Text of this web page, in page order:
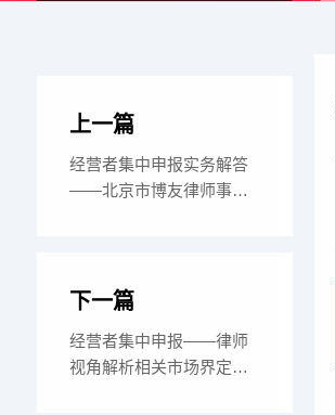
上一篇
经营者集中申报实务解答
——北京市博友律师事务
下一篇
经营者集中申报——律师
视角解析相关市场界定与